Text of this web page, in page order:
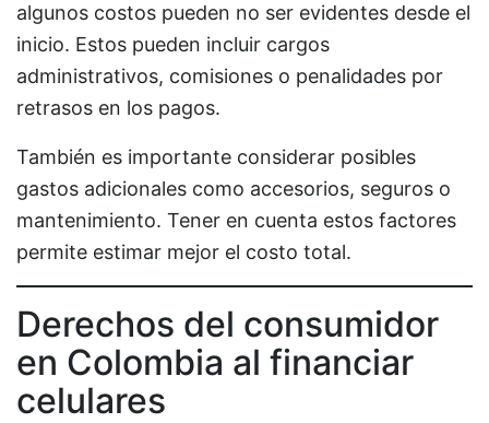
algunos costos pueden no ser evidentes desde el
inicio. Estos pueden incluir cargos
administrativos, comisiones o penalidades por
retrasos en los pagos.
También es importante considerar posibles
gastos adicionales como accesorios, seguros o
mantenimiento. Tener en cuenta estos factores
permite estimar mejor el costo total.
Derechos del consumidor
en Colombia al financiar
celulares